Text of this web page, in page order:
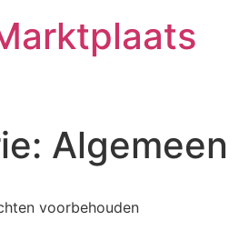
Algemeen
voorbehouden